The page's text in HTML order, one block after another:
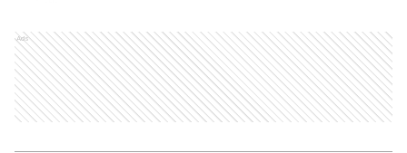
Ads